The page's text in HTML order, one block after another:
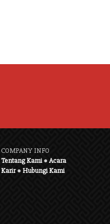
COMPANY INFO
Tentang Kami●Acara
Karir●Hubungi Kami